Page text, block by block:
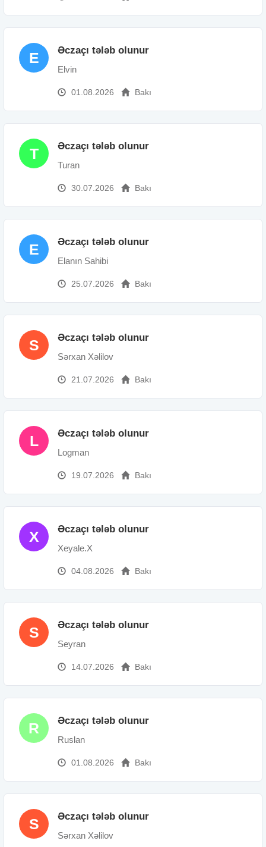
E Əczaçı tələb olunur
Elvin
01.08.2026 Bakı
T Əczaçı tələb olunur
Turan
30.07.2026 Bakı
E Əczaçı tələb olunur
Elanın Sahibi
25.07.2026 Bakı
S Əczaçı tələb olunur
Sərxan Xəlilov
21.07.2026 Bakı
L Əczaçı tələb olunur
Logman
19.07.2026 Bakı
X Əczaçı tələb olunur
Xeyale.X
04.08.2026 Bakı
S Əczaçı tələb olunur
Seyran
14.07.2026 Bakı
R Əczaçı tələb olunur
Ruslan
01.08.2026 Bakı
S Əczaçı tələb olunur
Sərxan Xəlilov